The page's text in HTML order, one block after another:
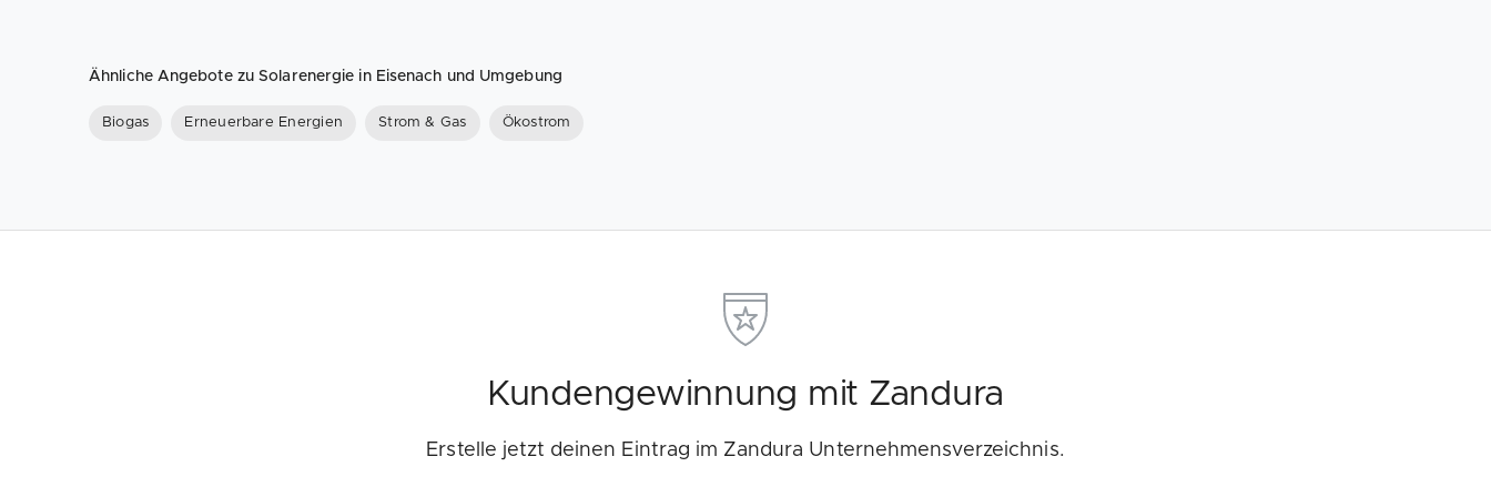
Ähnliche Angebote zu Solarenergie in Eisenach und Umgebung
Biogas Erneuerbare Energien Strom & Gas Ökostrom
Kundengewinnung mit Zandura
Erstelle jetzt deinen Eintrag im Zandura Unternehmensverzeichnis.